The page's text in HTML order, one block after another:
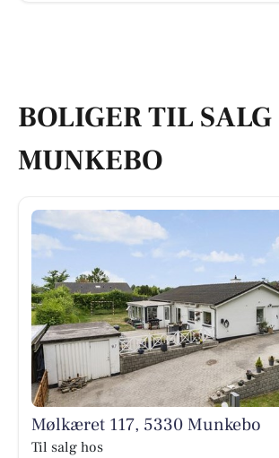
BOLIGER TIL
MUNKEBO
Mølkæret 117, 5330 Munkebo
Til salg hos